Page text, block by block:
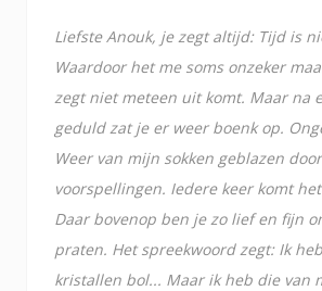
Liefste Anouk, je zegt altijd: Tijd is
Waardoor het me soms onzeker
zegt niet meteen uit komt. Maar na
geduld zat je er weer boenk op.
Weer van mijn sokken geblazen
voorspellingen. Iedere keer komt
Daar bovenop ben je zo lief en fijn
praten. Het spreekwoord zegt: Ik
kristallen bol... Maar ik heb die van